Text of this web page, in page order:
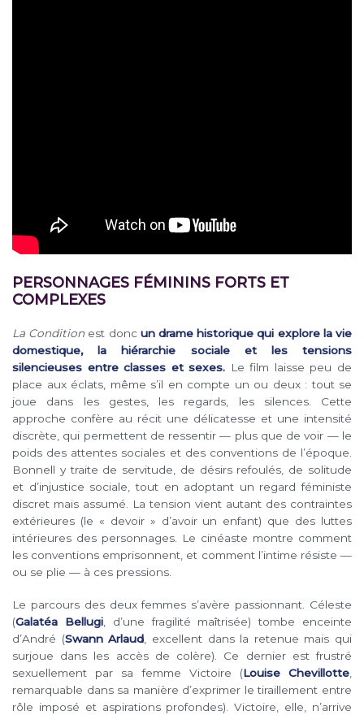
PERSONNAGES FÉMININS FORTS ET
COMPLEXES
La Condition est donc un drame historique qui explore la vie
domestique, la hiérarchie sociale et les tensions
silencieuses entre classes et sexes. Le film laisse peu de
place aux éclats, même s’il en compte un ou deux : tout se
joue dans les gestes, les regards, les silences. Cette
approche confère au récit une délicatesse et une intensité
discrète, qui permettent de ressentir — plus que de voir — le
poids des attentes sociales et des conventions de l’époque.
Bonnell y traite de servitude, de désirs refoulés, de solitude
et d’injustice sociale, tout en adoptant un regard féministe
discret mais assumé. La tension vient autant des contraintes
extérieures (le « devoir » d’avoir un enfant) que des luttes
intérieures des personnages. Le cinéaste montre comment
les conventions emprisonnent, et comment l’intime résiste —
ou se plie — à ces pressions.
Le parcours des deux femmes s’avère passionnant. Céleste
(Galatéa Bellugi, d’une fragilité maîtrisée) tombe enceinte
d’André (Swann Arlaud , excellent dans la retenue mais qui
surjoue dans les accès de colère). Ce dernier est frustré
sexuellement par sa femme Victoire (Louise Chevillotte
remarquable dans sa manière d’exprimer le tiraillement entre
rôle imposé et aspirations profondes). Victoire, elle, n’arrive